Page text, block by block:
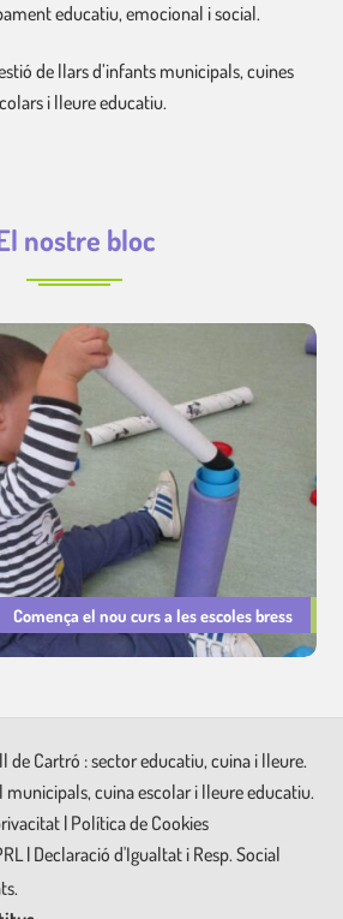
educatiu, emocional i social.
de llars d’infants municipals, cuines
i lleure educatiu.
nostre bloc
Comença el nou curs a les escoles bress
de Cartró : sector educatiu, cuina i lleure.
municipals, cuina escolar i lleure educatiu.
| Política de Cookies
| Declaració d'Igualtat i Resp. Social